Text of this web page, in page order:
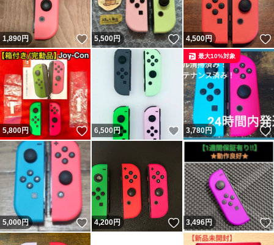
1,890円 いいね！
5,500円 いいね！
4,500円
5,800円 いいね！
6,500円 いいね！
3,780円
最大10%対象
5,000円 いいね！
4,200円 いいね！
3,496円